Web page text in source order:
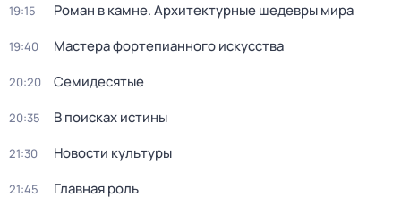
19:15 Роман в камне. Архитектурные шедевры мира
19:40 Мастера фортепианного искусства
20:20 Семидесятые
20:35 В поисках истины
21:30 Новости культуры
21:45 Главная роль